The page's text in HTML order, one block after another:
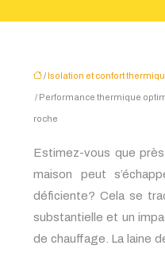
/ Isolation et confort
/ Performance thermique
roche
Estimez-vous que
maison peut
déficiente? Cela se
substantielle et un
de chauffage. La laine